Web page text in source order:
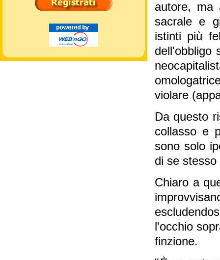
autore, ma
sacrale e
istinti più
dell'obbligo
violare
Da questo
collasso e
sono solo
di se
Chiaro a
l'occhio
finzione.